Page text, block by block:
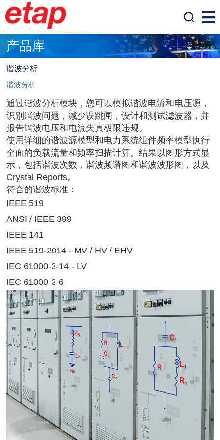
产品库
谐波分析
谐波分析
通过谐波分析模块，您可以模拟谐波电流和电压源，
识别谐波问题，减少误跳闸，设计和测试滤波器，并
报告谐波电压和电流失真极限违规。
使用详细的谐波源模型和电力系统组件频率模型执行
全面的负载流量和频率扫描计算。结果以图形方式显
示，包括谐波次数，谐波频谱图和谐波波形图，以及
Crystal Reports。
符合的谐波标准：
IEEE 519
ANSI / IEEE 399
IEEE 141
IEEE 519-2014 - MV / HV / EHV
IEC 61000-3-14 - LV
IEC 61000-3-6